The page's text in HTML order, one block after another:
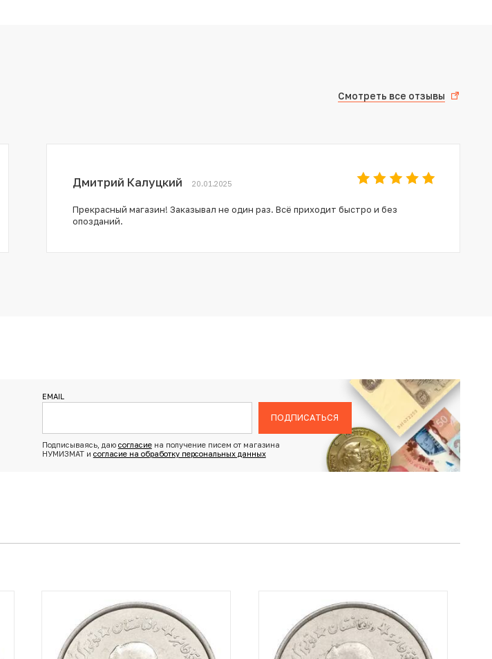
Смотреть все отзывы
Дмитрий Калуцкий 20.01.2025
Прекрасный магазин! Заказывал не один раз. Всё приходит быстро и без
опозданий.
EMAIL
ПОДПИСАТЬСЯ
Подписываясь, даю согласиена получение писем от магазина
НУМИЗМАТ и согласие на обработку персональных данных